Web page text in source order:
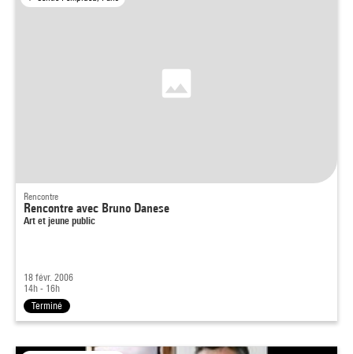
Rencontre
Rencontre avec Bruno Danese
Art et jeune public
18 févr. 2006
14h - 16h
Terminé